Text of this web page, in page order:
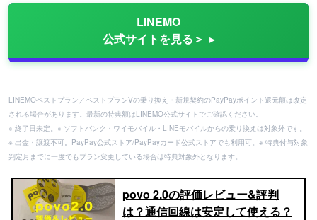
LINEMO
公式サイトを見る＞
LINEMOベストプラン／ベストプランVの乗り換え・新規契約のPayPayポイント還元額は改定
される場合があります。最新の特典額はLINEMO公式サイトでご確認ください。
※ 終了日未定。※ ソフトバンク・ワイモバイル・LINEモバイルからの乗り換えは対象外です。
※ 出金・譲渡不可。PayPay公式ストア/PayPayカード公式ストアでも利用可。※ 特典付与対象
判定月までに一度でもプラン変更している場合は特典対象外となります。
povo 2.0の評価レビュー&評判
は？通信回線は安定して使える？